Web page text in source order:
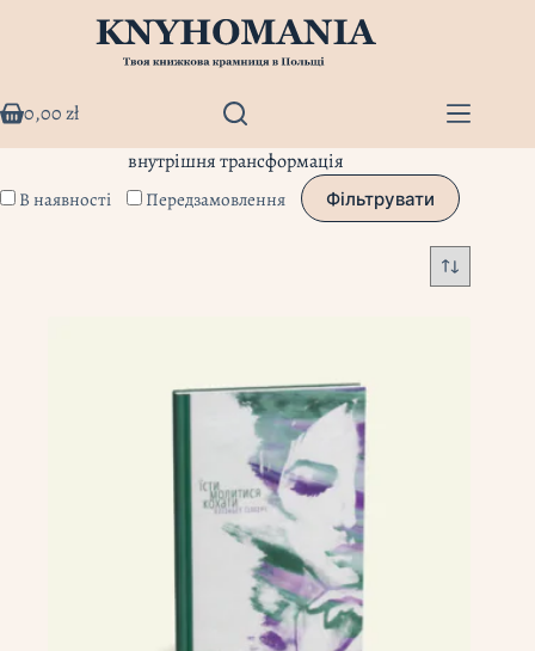
Кошик
0,00zł
внутрішня трансформація
В наявності Передзамовлення Фільтрувати